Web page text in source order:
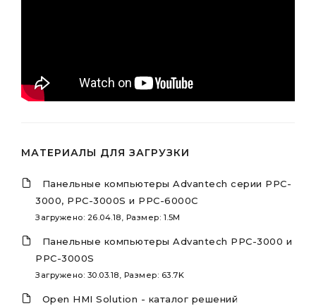
МАТЕРИАЛЫ ДЛЯ ЗАГРУЗКИ
Панельные компьютеры Advantech серии PPC-
3000, PPC-3000S и PPC-6000C
Загружено: 26.04.18, Размер: 1.5M
Панельные компьютеры Advantech PPC-3000 и
PPC-3000S
Загружено: 30.03.18, Размер: 63.7K
Open HMI Solution - каталог решений